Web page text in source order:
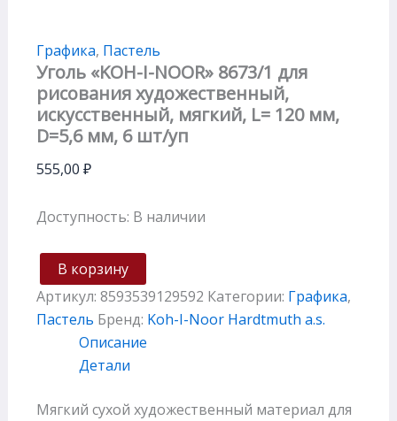
Графика, Пастель
Уголь «KOH-I-NOOR» 8673/1 для
рисования художественный,
искусственный, мягкий, L= 120 мм,
D=5,6 мм, 6 шт/уп
555,00 ₽
Доступность: В наличии
В корзину
Артикул: 8593539129592 Категории: Графика,
Пастель Бренд: Koh-I-Noor Hardtmuth a.s.
Описание
Детали
Мягкий сухой художественный материал для